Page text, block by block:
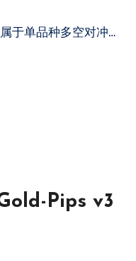
于单品种多空对冲…
Pips v3